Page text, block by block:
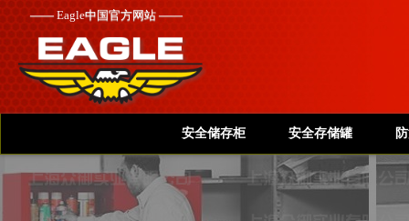
——Eagle中国官方网站 ——
安全储存柜 安全存储罐